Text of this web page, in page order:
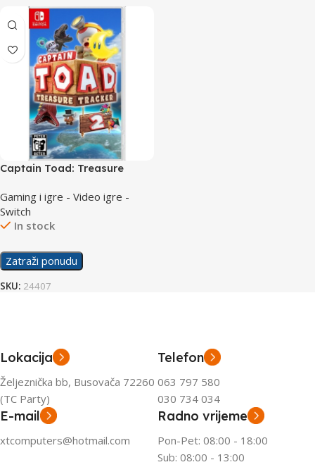
Captain Toad: Treasure
Gaming i igre - Video igre -
Switch
In stock
Zatraži ponudu
SKU: 24407
Lokacija
Željeznička bb, Busovača 72260
(TC Party)
Telefon
063 797 580
030 734 034
E-mail
xtcomputers@hotmail.com
Radno vrijeme
Pon-Pet: 08:00 - 18:00
Sub: 08:00 - 13:00